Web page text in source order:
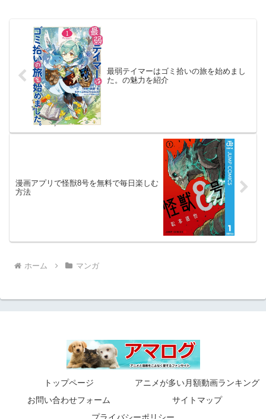
最弱テイマーはゴミ拾いの旅を始めまし
た。の魅力を紹介
漫画アプリで怪獣8号を無料で毎日楽しむ
方法
ホーム マンガ
トップページ
アニメが多い月額動画ランキング
お問い合わせフォーム
サイトマップ